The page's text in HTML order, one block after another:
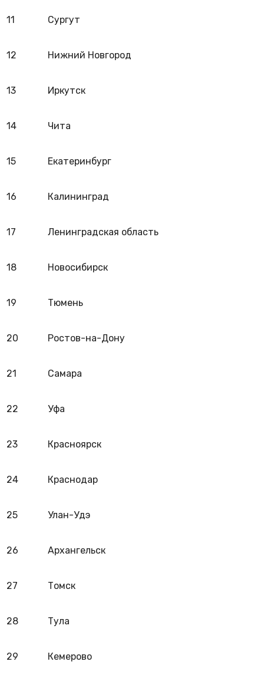
11 Сургут
12 Нижний Новгород
13 Иркутск
14 Чита
15 Екатеринбург
16 Калининград
17 Ленинградская область
18 Новосибирск
19 Тюмень
20 Ростов-на-Дону
21 Самара
22 Уфа
23 Красноярск
24 Краснодар
25 Улан-Удэ
26 Архангельск
27 Томск
28 Тула
29 Кемерово